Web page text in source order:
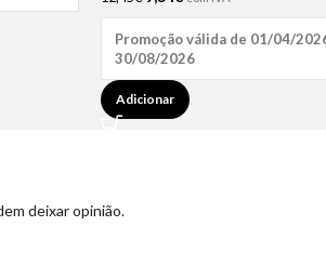
Promoção válida de 01/04/
30/08/2026
Adicionar
deixar opinião.